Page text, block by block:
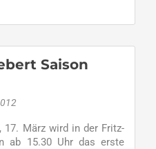
Saison
17. März wird in der Fritz-
ab 15.30 Uhr das erste